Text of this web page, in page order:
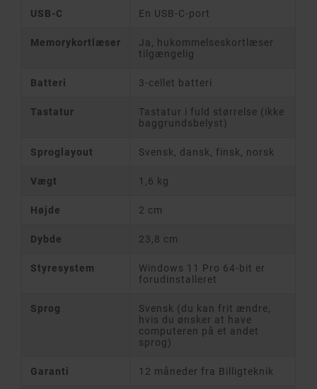
USB-C En USB-C-port
Memorykortlæser
Ja, hukommelseskortlæser
tilgængelig
Batteri 3-cellet batteri
Tastatur
Tastatur i fuld størrelse (ikke
baggrundsbelyst)
Sproglayout Svensk, dansk, finsk, norsk
Vægt 1,6 kg
Højde 2 cm
Dybde 23,8 cm
Styresystem
Windows 11 Pro 64-bit er
forudinstalleret
Sprog
Svensk (du kan frit ændre,
hvis du ønsker at have
computeren på et andet
sprog)
Garanti 12 måneder fra Billigteknik